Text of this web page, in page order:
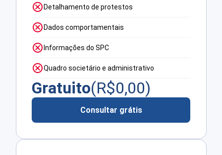
Detalhamento de protestos
Dados comportamentais
Informações do SPC
Quadro societário e administrativo
Gratuito(R$0,00)
Consultar grátis